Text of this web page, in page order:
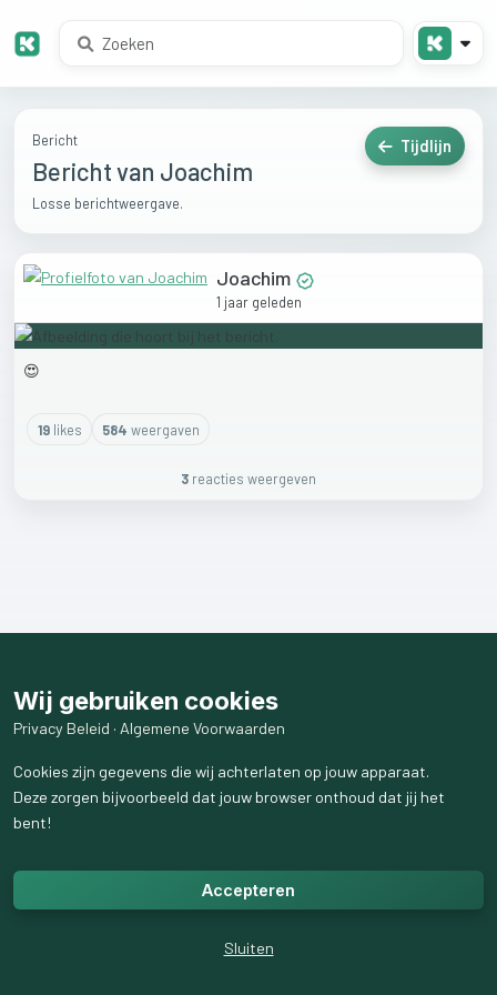
Bericht
Bericht van Joachim
Losse berichtweergave.
Tijdlijn
Joachim
1 jaar geleden
😍
19likes 584 weergaven
3 reacties weergeven
Wij gebruiken cookies
Privacy Beleid · Algemene Voorwaarden
Cookies zijn gegevens die wij achterlaten op jouw apparaat.
Deze zorgen bijvoorbeeld dat jouw browser onthoud dat jij het
bent!
Accepteren
Sluiten